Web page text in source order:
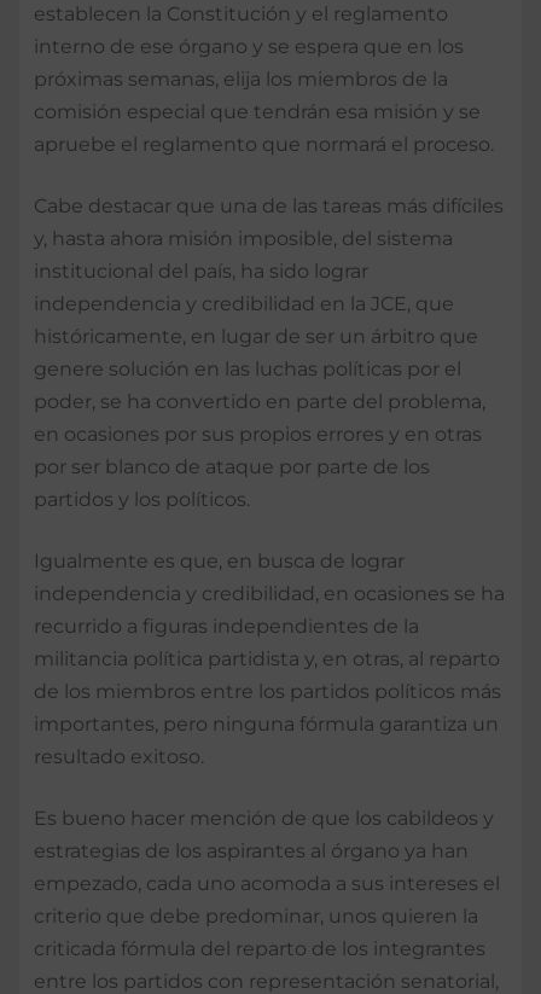
establecen la Constitución y el reglamento
interno de ese órgano y se espera que en los
próximas semanas, elija los miembros de la
comisión especial que tendrán esa misión y se
apruebe el reglamento que normará el proceso.
Cabe destacar que una de las tareas más difíciles
y, hasta ahora misión imposible, del sistema
institucional del país, ha sido lograr
independencia y credibilidad en la JCE, que
históricamente, en lugar de ser un árbitro que
genere solución en las luchas políticas por el
poder, se ha convertido en parte del problema,
en ocasiones por sus propios errores y en otras
por ser blanco de ataque por parte de los
partidos y los políticos.
Igualmente es que, en busca de lograr
independencia y credibilidad, en ocasiones se ha
recurrido a figuras independientes de la
militancia política partidista y, en otras, al reparto
de los miembros entre los partidos políticos más
importantes, pero ninguna fórmula garantiza un
resultado exitoso.
Es bueno hacer mención de que los cabildeos y
estrategias de los aspirantes al órgano ya han
empezado, cada uno acomoda a sus intereses el
criterio que debe predominar, unos quieren la
criticada fórmula del reparto de los integrantes
entre los partidos con representación senatorial,